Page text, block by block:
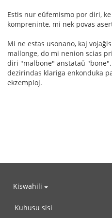
Estis nur eŭfemismo por diri,
kompreninte, mi nek povas
Mi ne estas usonano, kaj
mallonge, do mi nenion scias
diri "malbone" anstataŭ
dezirindas klariga enkonduka
ekzemploj.
Kiswahili
Kuhusu sisi